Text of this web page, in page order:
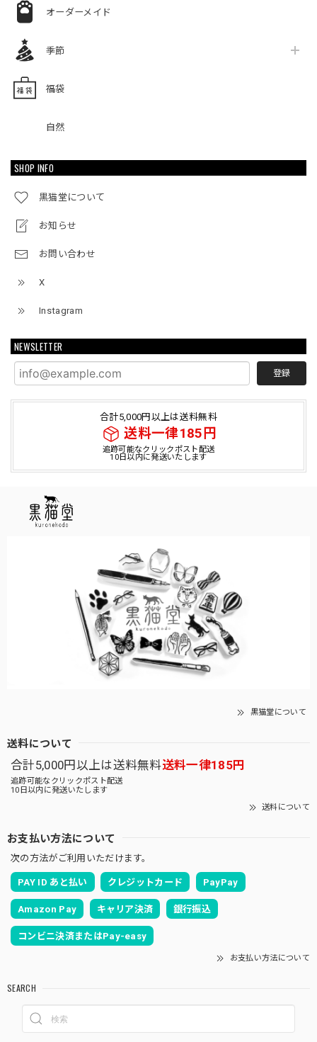
オーダーメイド
季節
福袋
自然
SHOP INFO
黒猫堂について
お知らせ
お問い合わせ
X
Instagram
NEWSLETTER
登録
合計5,000円以上は送料無料
送料一律185円
追跡可能なクリックポスト配送
10日以内に発送いたします
黒猫堂について
送料について
合計5,000円以上は送料無料送料一律185円
追跡可能なクリックポスト配送
10日以内に発送いたします
送料について
お支払い方法について
次の方法がご利用いただけます。
PAY ID あと払い クレジットカード PayPay
Amazon Pay キャリア決済 銀行振込
コンビニ決済またはPay-easy
お支払い方法について
SEARCH